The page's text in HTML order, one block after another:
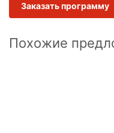
Заказать программу
Похожие